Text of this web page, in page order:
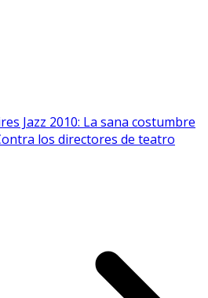
Jazz 2010: La sana costumbre
los directores de teatro